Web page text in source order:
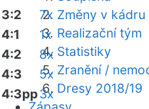
Změny v kádru
Realizační tým
Statistiky
Zranění /
Dresy 2018/19
3:2
7x
4:1
1x
4:2
8x
4:3
5x
4:3pp3x